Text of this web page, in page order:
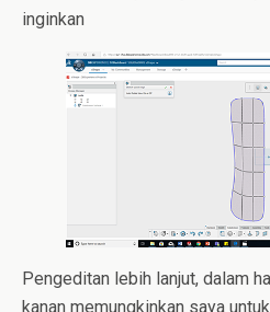
inginkan
Pengeditan lebih lanjut, dalam
kanan memungkinkan saya